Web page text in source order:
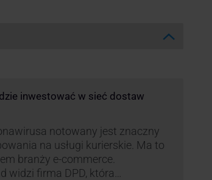
inwestować w sieć dostaw
notowany jest znaczny
na usługi kurierskie. Ma to
branży e-commerce.
widzi firma DPD, która